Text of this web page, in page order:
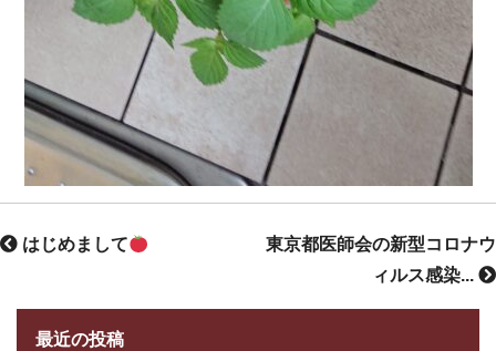
東京都医師会の新型コロナウ
ィルス感染...
はじめまして
最近の投稿